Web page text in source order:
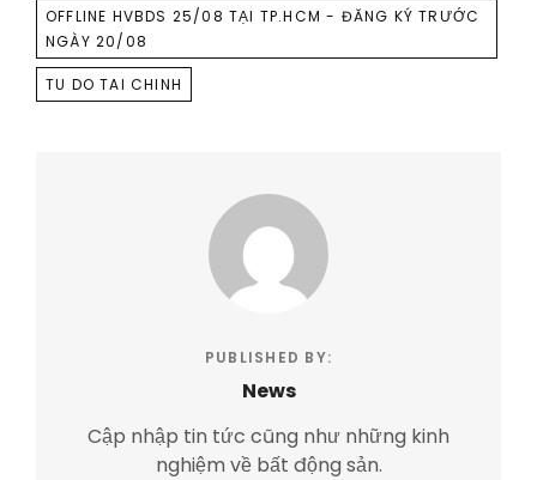
OFFLINE HVBDS 25/08 TẠI TP.HCM - ĐĂNG KÝ TRƯỚC
NGÀY 20/08
TU DO TAI CHINH
PUBLISHED BY:
News
Cập nhập tin tức cũng như những kinh
nghiệm về bất động sản.